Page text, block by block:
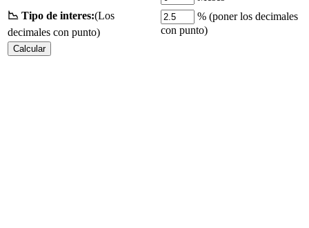
📉 Tipo de interes:(Los
decimales con punto)
% (poner los decimales
con punto)